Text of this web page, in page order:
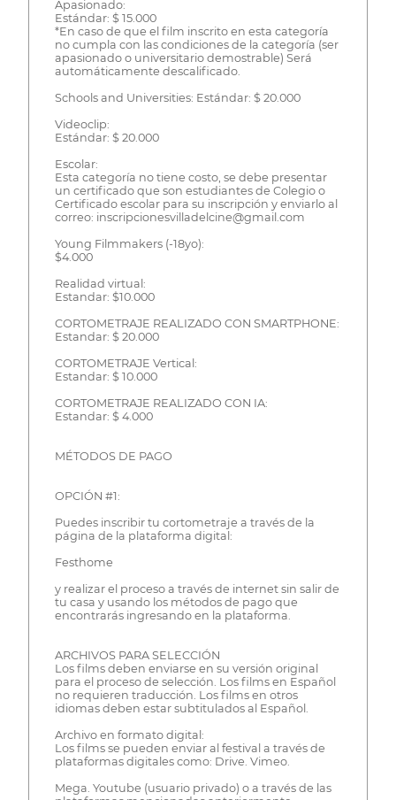
Apasionado:
Estándar: $ 15.000
*En caso de que el film inscrito en esta categoría
no cumpla con las condiciones de la categoría (ser
apasionado o universitario demostrable) Será
automáticamente descalificado.
Schools and Universities: Estándar: $ 20.000
Videoclip:
Estándar: $ 20.000
Escolar:
Esta categoría no tiene costo, se debe presentar
un certificado que son estudiantes de Colegio o
Certificado escolar para su inscripción y enviarlo al
correo: inscripcionesvilladelcine@gmail.com
Young Filmmakers (-18yo):
$4.000
Realidad virtual:
Estandar: $10.000
CORTOMETRAJE REALIZADO CON SMARTPHONE:
Estandar: $ 20.000
CORTOMETRAJE Vertical:
Estandar: $ 10.000
CORTOMETRAJE REALIZADO CON IA:
Estandar: $ 4.000
MÉTODOS DE PAGO
OPCIÓN #1:
Puedes inscribir tu cortometraje a través de la
página de la plataforma digital:
Festhome
y realizar el proceso a través de internet sin salir de
tu casa y usando los métodos de pago que
encontrarás ingresando en la plataforma.
ARCHIVOS PARA SELECCIÓN
Los films deben enviarse en su versión original
para el proceso de selección. Los films en Español
no requieren traducción. Los films en otros
idiomas deben estar subtitulados al Español.
Archivo en formato digital:
Los films se pueden enviar al festival a través de
plataformas digitales como: Drive. Vimeo.
Mega. Youtube (usuario privado) o a través de las